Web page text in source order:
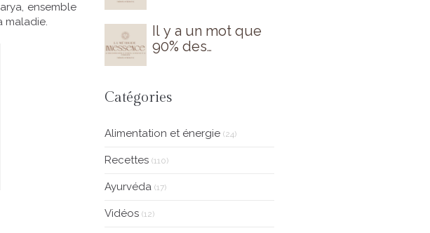
ensemble
maladie.
(et que personne
ne m'avait dit)
Il y a un mot que
90% des
pas encore
Catégories
Alimentation et énergie (24)
Recettes (110)
Ayurvéda (17)
Vidéos (12)